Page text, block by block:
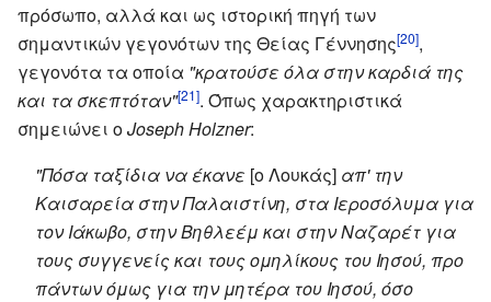
πρόσωπο, αλλά και ως ιστορική πηγή των
σημαντικών γεγονότων της Θείας Γέννησης[20],
γεγονότα τα οποία "κρατούσε όλα στην καρδιά της
και τα σκεπτόταν"[21]. Όπως χαρακτηριστικά
σημειώνει οJoseph Holzner:
"Πόσα ταξίδια να έκανε [ο Λουκάς] απ' την
Καισαρεία στην Παλαιστίνη, στα Ιεροσόλυμα για
τον Ιάκωβο, στην Βηθλεέμ και στην Ναζαρέτ για
τους συγγενείς και τους ομηλίκους του Ιησού, προ
πάντων όμως για την μητέρα του Ιησού, όσο